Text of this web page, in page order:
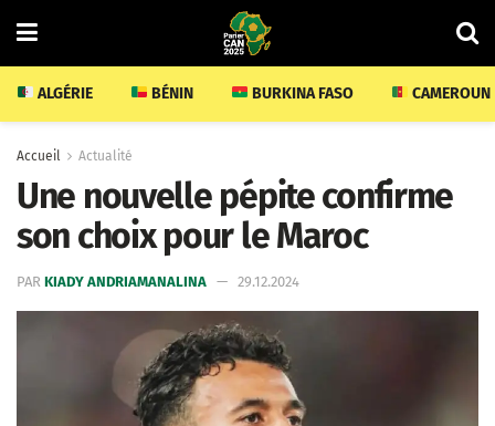
ALGÉRIE BÉNIN BURKINA FASO CAMEROUN
Accueil Actualité
Une nouvelle pépite confirme
son choix pour le Maroc
PAR KIADY ANDRIAMANALINA 29.12.2024